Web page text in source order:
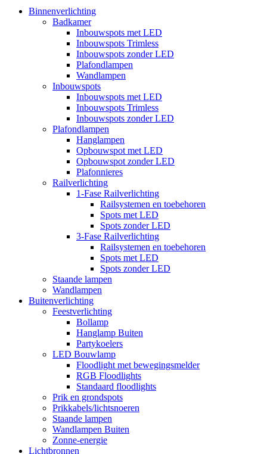
Binnenverlichting
Badkamer
Inbouwspots met LED
Inbouwspots Trimless
Inbouwspots zonder LED
Plafondlampen
Wandlampen
Inbouwspots
Inbouwspots met LED
Inbouwspots Trimless
Inbouwspots zonder LED
Plafondlampen
Hanglampen
Opbouwspot met LED
Opbouwspot zonder LED
Plafonnieres
Railverlichting
1-Fase Railverlichting
Railsystemen en toebehoren
Spots met LED
Spots zonder LED
3-Fase Railverlichting
Railsystemen en toebehoren
Spots met LED
Spots zonder LED
Staande lampen
Wandlampen
Buitenverlichting
Feestverlichting
Bollamp
Hanglamp Buiten
Partykoelers
LED Bouwlamp
Floodlight met bewegingsmelder
RGB Floodlights
Standaard floodlights
Prik en grondspots
Prikkabels/lichtsnoeren
Staande lampen
Wandlampen Buiten
Zonne-energie
Lichtbronnen